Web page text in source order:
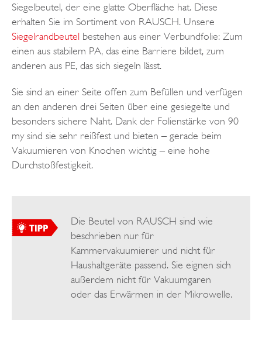
Siegelbeutel, der eine glatte Oberfläche hat. Diese
erhalten Sie im Sortiment von RAUSCH. Unsere
Siegelrandbeutel bestehen aus einer Verbundfolie: Zum
einen aus stabilem PA, das eine Barriere bildet, zum
anderen aus PE, das sich siegeln lässt.
Sie sind an einer Seite offen zum Befüllen und verfügen
an den anderen drei Seiten über eine gesiegelte und
besonders sichere Naht. Dank der Folienstärke von 90
my sind sie sehr reißfest und bieten – gerade beim
Vakuumieren von Knochen wichtig – eine hohe
Durchstoßfestigkeit.
Die Beutel von RAUSCH sind wie
beschrieben nur für
Kammervakuumierer und nicht für
Haushaltgeräte passend. Sie eignen sich
außerdem nicht für Vakuumgaren
oder das Erwärmen in der Mikrowelle.